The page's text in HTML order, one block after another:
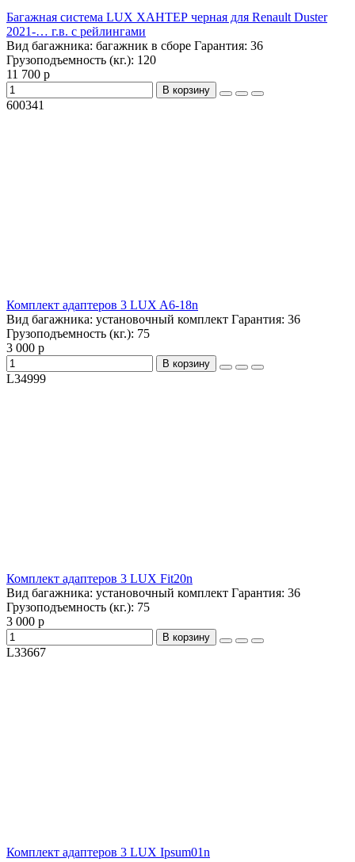
Багажная система LUX ХАНТЕР черная для Renault Duster
2021-… г.в. с рейлингами
Вид багажника: багажник в сборе Гарантия: 36
Грузоподъемность (кг.): 120
11 700 р
В корзину
600341
Комплект адаптеров 3 LUX A6-18n
Вид багажника: установочный комплект Гарантия: 36
Грузоподъемность (кг.): 75
3 000 р
В корзину
L34999
Комплект адаптеров 3 LUX Fit20n
Вид багажника: установочный комплект Гарантия: 36
Грузоподъемность (кг.): 75
3 000 р
В корзину
L33667
Комплект адаптеров 3 LUX Ipsum01n